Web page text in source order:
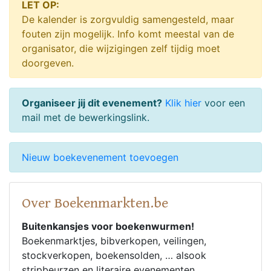
LET OP:
De kalender is zorgvuldig samengesteld, maar
fouten zijn mogelijk. Info komt meestal van de
organisator, die wijzigingen zelf tijdig moet
doorgeven.
Organiseer jij dit evenement? Klik hier voor een
mail met de bewerkingslink.
Nieuw boekevenement toevoegen
Over Boekenmarkten.be
Buitenkansjes voor boekenwurmen!
Boekenmarktjes, bibverkopen, veilingen,
stockverkopen, boekensolden, … alsook